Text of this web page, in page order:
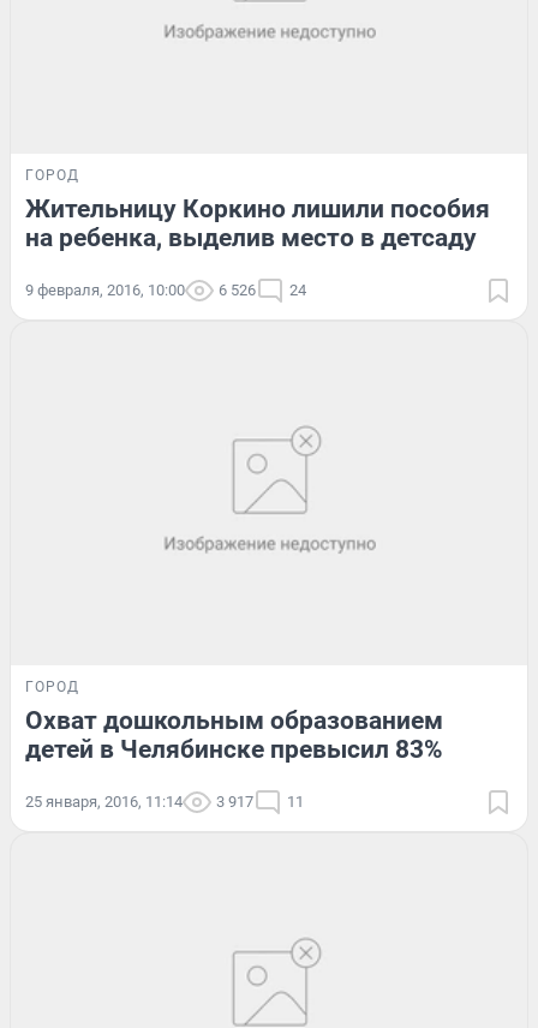
ГОРОД
Жительницу Коркино лишили пособия
на ребенка, выделив место в детсаду
9 февраля, 2016, 10:00 6 526 24
ГОРОД
Охват дошкольным образованием
детей в Челябинске превысил 83%
25 января, 2016, 11:14 3 917 11